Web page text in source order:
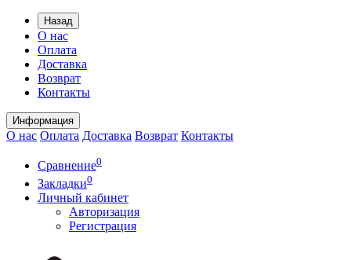
Назад
О нас
Оплата
Доставка
Возврат
Контакты
Информация
О нас Оплата Доставка Возврат Контакты
Сравнение0
Закладки0
Личный кабинет
Авторизация
Регистрация